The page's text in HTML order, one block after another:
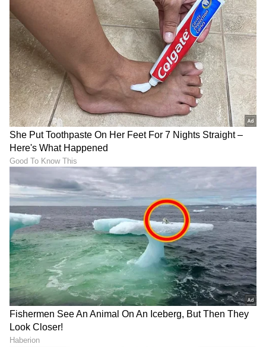
ಟೀಂ ಇಂಡಿಯಾ ಅನುಭವಿ ವೇಗಿ ಶಮಿ, ಮೊಹಾಲಿ ಟೆಸ್ಟ್‌
ಪಂದ್ಯದ ಎರಡು ಇನಿಂಗ್ಸ್‌ಗಳಿಂದ ಒಟ್ಟು 3 ವಿಕೆಟ್
ಕಬಳಿಸಿದ್ದರು. ಬೆಂಗಳೂರು ಟೆಸ್ಟ್ ಪಂದ್ಯದಲ್ಲಿ ಮತ್ತಷ್ಟು ವಿಕೆಟ್
ಪಡೆಯಲು ಶಮಿ ಸಾಕಷ್ಟು ಬೆವರು ಹರಿಸುತ್ತಿದ್ದಾರೆ.
11
11
11. ಜಸ್ಪ್ರೀತ್ ಬುಮ್ರಾ
28 ವರ್ಷದ ಮಾರಕ ವೇಗಿ ಜಸ್ಪ್ರೀತ್ ಬುಮ್ರಾ, ಮೊಹಾಲಿ ಟೆಸ್ಟ್‌
ಪಂದ್ಯದಲ್ಲಿ ಗಮನಾರ್ಹ ಪ್ರದರ್ಶನ ತೋರಲು
ವಿಫಲವಾಗಿದ್ದರು. ಆದರೆ, ಯಾವ ಕ್ಷಣದಲ್ಲಿ ಬೇಕಾದರೂ
ಅಪಾಯಕಾರಿಯಾಗಬಲ್ಲ ಬುಮ್ರಾ, ಬೆಂಗಳೂರಿನಲ್ಲಿ ಲಂಕಾ